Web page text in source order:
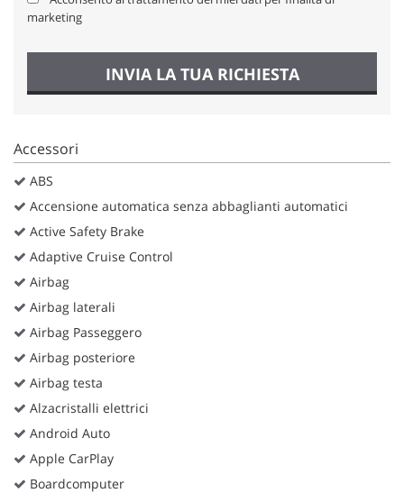
marketing
INVIA LA TUA RICHIESTA
Accessori
ABS
Accensione automatica senza abbaglianti automatici
Active Safety Brake
Adaptive Cruise Control
Airbag
Airbag laterali
Airbag Passeggero
Airbag posteriore
Airbag testa
Alzacristalli elettrici
Android Auto
Apple CarPlay
Boardcomputer
Leggi
la